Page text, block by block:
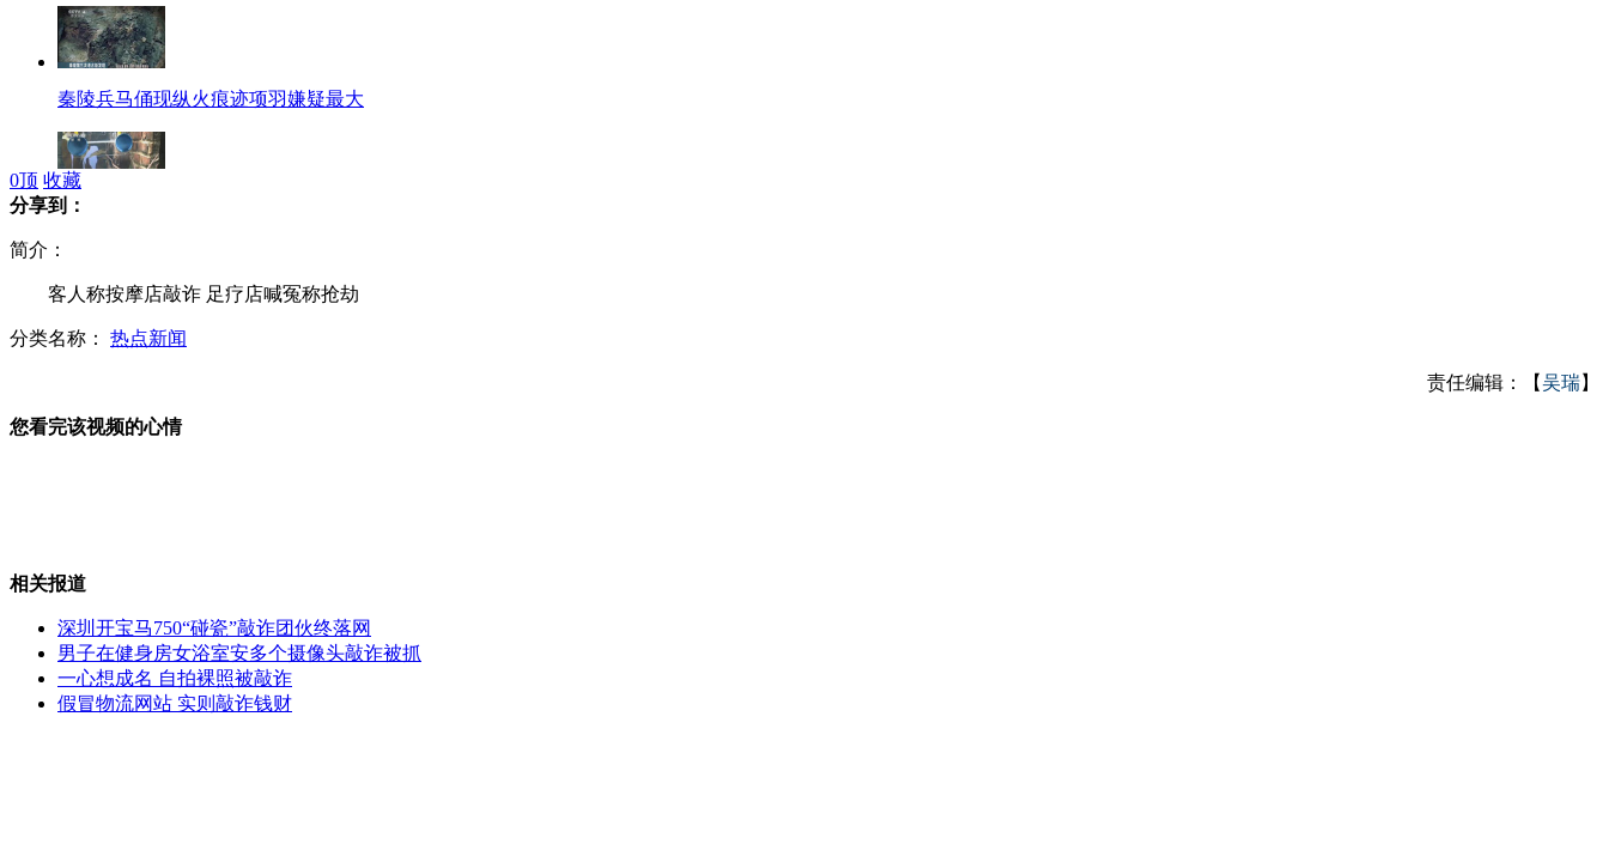
秦陵兵马俑现纵火痕迹项羽嫌疑最大
秦陵兵马俑俑脸朝外为警戒部队
实拍达人自制"大炮"上演"人肉炮弹"
0顶 收藏
分享到：
简介：
客人称按摩店敲诈 足疗店喊冤称抢劫
分类名称： 热点新闻
责任编辑：【吴瑞】
您看完该视频的心情
相关报道
深圳开宝马750“碰瓷”敲诈团伙终落网
男子在健身房女浴室安多个摄像头敲诈被抓
一心想成名 自拍裸照被敲诈
假冒物流网站 实则敲诈钱财